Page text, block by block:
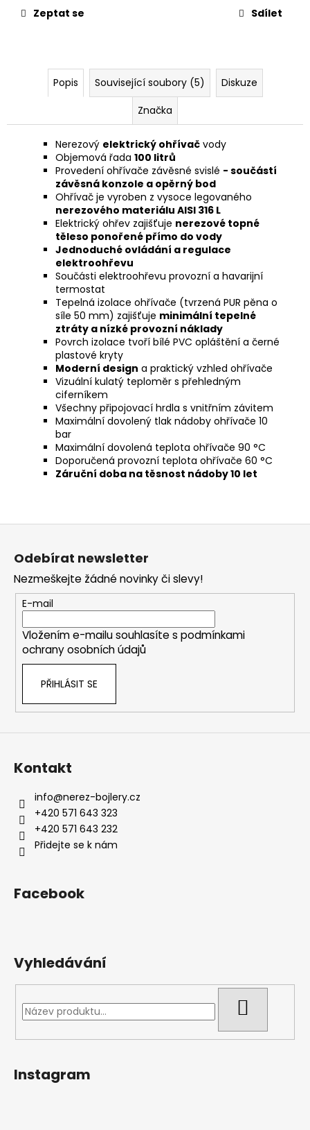
Zeptat se Sdílet
Popis Související soubory (5)
Diskuze
Značka
Nerezový elektrický ohřívač vody
Objemová řada 100 litrů
Provedení ohřívače závěsné svislé - součástí
závěsná konzole a opěrný bod
Ohřívač je vyroben z vysoce legovaného
nerezového materiálu AISI 316 L
Elektrický ohřev zajišťuje nerezové topné
těleso ponořené přímo do vody
Jednoduché ovládání a regulace
elektroohřevu
Součásti elektroohřevu provozní a havarijní
termostat
Tepelná izolace ohřívače (tvrzená PUR pěna o
síle 50 mm) zajišťuje minimální tepelné
ztráty a nízké provozní náklady
Povrch izolace tvoří bílé PVC opláštění a černé
plastové kryty
Moderní design a praktický vzhled ohřívače
Vizuální kulatý teploměr s přehledným
ciferníkem
Všechny připojovací hrdla s vnitřním závitem
Maximální dovolený tlak nádoby ohřívače 10
bar
Maximální dovolená teplota ohřívače 90 °C
Doporučená provozní teplota ohřívače 60 °C
Záruční doba na těsnost nádoby 10 let
Odebírat newsletter
Nezmeškejte žádné novinky či slevy!
E-mail
Vložením e-mailu souhlasíte s podmínkami
ochrany osobních údajů
PŘIHLÁSIT SE
Kontakt
info@nerez-bojlery.cz
+420 571 643 323
+420 571 643 232
Přidejte se k nám
Facebook
Vyhledávání
Instagram